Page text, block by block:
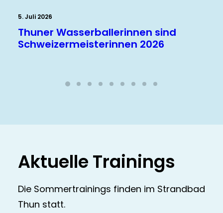
Wir setzen ein Zeichen für
Aktuelle Trainings
Die Sommertrainings finden im Strandbad
Thun statt.